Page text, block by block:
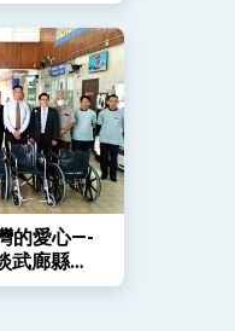
的愛心—-
武廊縣